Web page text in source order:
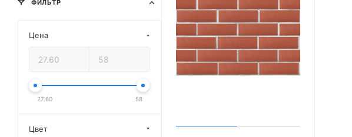
ФИЛЬТР
Цена
27.60 58
Цвет